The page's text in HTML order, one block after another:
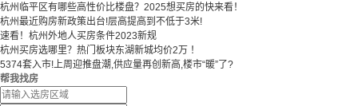
​​杭州临平区有哪些高性价比楼盘？2025想买房的快来看！​
杭州最近购房新政策出台!层高提高到不低于3米!
速看！杭州外地人买房条件2023新规
杭州买房选哪里？热门板块东湖新城均价2万 ！
5374套入市!上周迎推盘潮,供应量再创新高,楼市“暖”了?
帮我找房